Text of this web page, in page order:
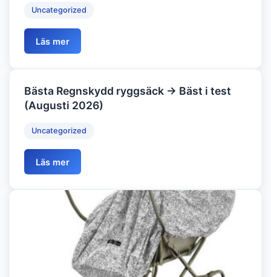
Uncategorized
Läs mer
Bästa Regnskydd ryggsäck → Bäst i test
(Augusti 2026)
Uncategorized
Läs mer